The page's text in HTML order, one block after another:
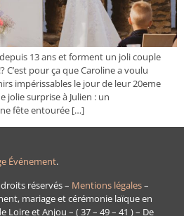
13 ans et forment un joli couple
C’est pour ça que Caroline a voulu
impérissables le jour de leur 20eme
jolie surprise à Julien : un
fête entourée […]
Événement.
réservés – Mentions légales–
mariage et cérémonie laïque en
Loire et Anjou – ( 37 – 49 – 41 ) – De